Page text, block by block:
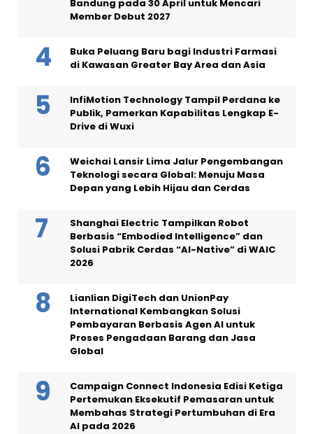
Bandung pada 30 April untuk Mencari
Member Debut 2027
Buka Peluang Baru bagi Industri Farmasi
di Kawasan Greater Bay Area dan Asia
InfiMotion Technology Tampil Perdana ke
Publik, Pamerkan Kapabilitas Lengkap E-
Drive di Wuxi
Weichai Lansir Lima Jalur Pengembangan
Teknologi secara Global: Menuju Masa
Depan yang Lebih Hijau dan Cerdas
Shanghai Electric Tampilkan Robot
Berbasis “Embodied Intelligence” dan
Solusi Pabrik Cerdas “AI-Native” di WAIC
2026
Lianlian DigiTech dan UnionPay
International Kembangkan Solusi
Pembayaran Berbasis Agen AI untuk
Proses Pengadaan Barang dan Jasa
Global
Campaign Connect Indonesia Edisi Ketiga
Pertemukan Eksekutif Pemasaran untuk
Membahas Strategi Pertumbuhan di Era
AI pada 2026